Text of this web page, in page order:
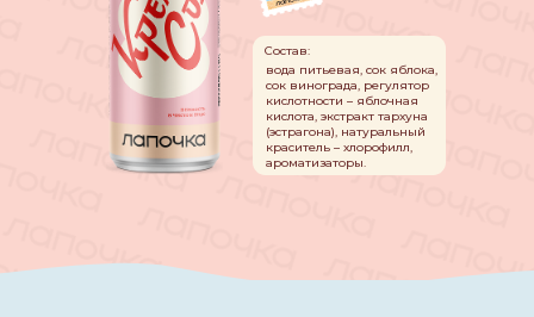
вода питьевая, сок яблока,
сок винограда, регулятор
кислотности – яблочная
кислота, экстракт тархуна
(эстрагона), натуральный
краситель – хлорофилл,
ароматизаторы.
Состав: